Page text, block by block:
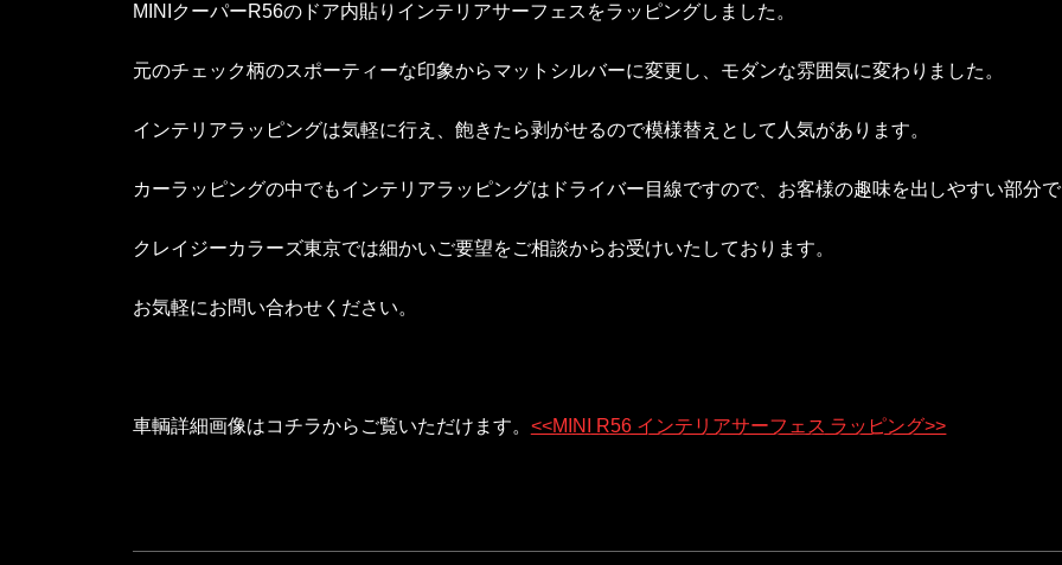
MINIクーパーR56のドア内貼りインテリアサーフェスをラッピングしました。
元のチェック柄のスポーティーな印象からマットシルバーに変更し、モダンな雰囲気に変わりました。
インテリアラッピングは気軽に行え、飽きたら剥がせるので模様替えとして人気があります。
カーラッピングの中でもインテリアラッピングはドライバー目線ですので、お客様の趣味を出しやすい部分
クレイジーカラーズ東京では細かいご要望をご相談からお受けいたしております。
お気軽にお問い合わせください。
車輌詳細画像はコチラからご覧いただけます。 <<MINI R56 インテリアサーフェス ラッピング>>